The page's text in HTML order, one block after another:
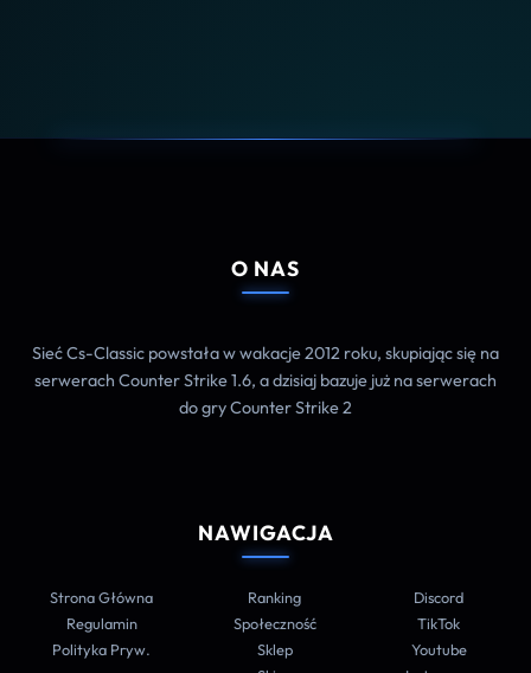
O NAS
Sieć Cs-Classic powstała w wakacje 2012 roku, skupiając się na
serwerach Counter Strike 1.6, a dzisiaj bazuje już na serwerach
do gry Counter Strike 2
NAWIGACJA
Strona Główna
Regulamin
Polityka Pryw.
Ranking
Społeczność
Sklep
Discord
TikTok
Youtube